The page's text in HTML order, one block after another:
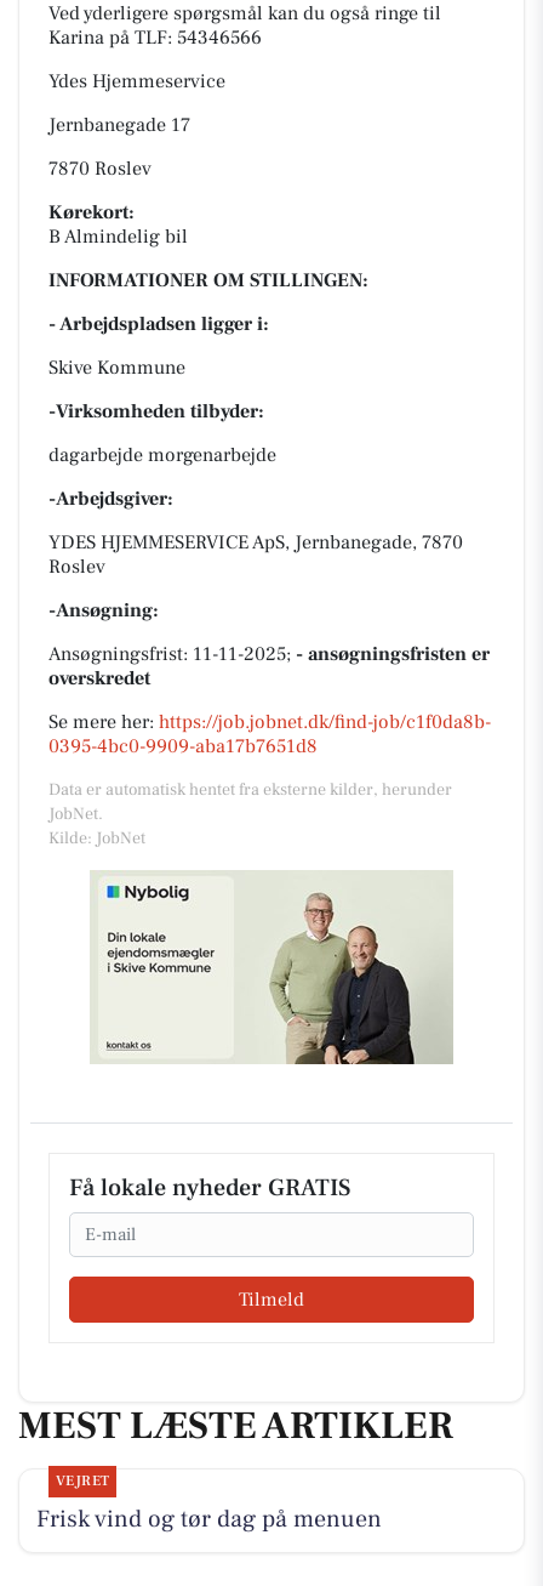
Ved yderligere spørgsmål kan du også ringe til
Karina på TLF: 54346566
Ydes Hjemmeservice
Jernbanegade 17
7870 Roslev
Kørekort:
B Almindelig bil
INFORMATIONER OM STILLINGEN:
- Arbejdspladsen ligger i:
Skive Kommune
-Virksomheden tilbyder:
dagarbejde morgenarbejde
-Arbejdsgiver:
YDES HJEMMESERVICE ApS, Jernbanegade, 7870
Roslev
-Ansøgning:
Ansøgningsfrist: 11-11-2025; - ansøgningsfristen er
overskredet
Se mere her: https://job.jobnet.dk/find-job/c1f0da8b-
0395-4bc0-9909-aba17b7651d8
Data er automatisk hentet fra eksterne kilder, herunder
JobNet.
Kilde: JobNet
Få lokale nyheder GRATIS
Email
Tilmeld
MEST LÆSTE ARTIKLER
VEJRET
Frisk vind og tør dag på menuen